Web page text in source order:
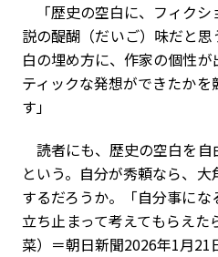
「歴史の空白に、フィクシ
説の醍醐（だいご）味だと
白の埋め方に、作家の個性
ティックな発想ができたか
す」
読者にも、歴史の空白を自
という。自分が秀頼なら、
するだろうか。「自分事にな
立ち止まって考えてもらえ
菜）＝朝日新聞2026年1月21